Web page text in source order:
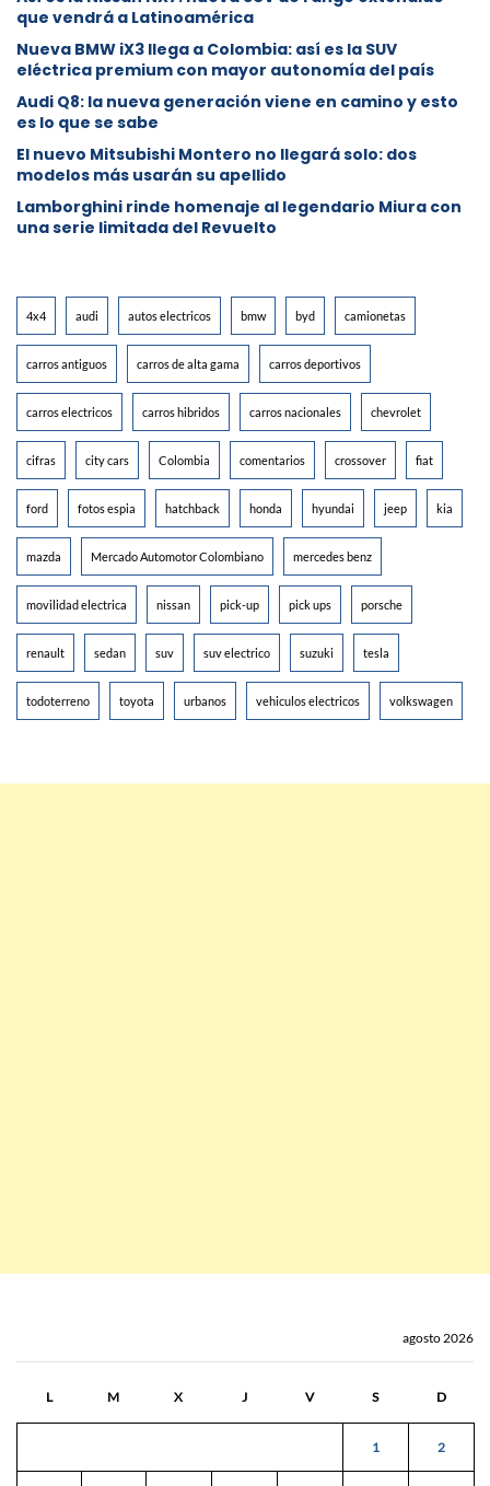
que vendrá a Latinoamérica
Nueva BMW iX3 llega a Colombia: así es la SUV
eléctrica premium con mayor autonomía del país
Audi Q8: la nueva generación viene en camino y esto
es lo que se sabe
⁠El nuevo Mitsubishi Montero no llegará solo: dos
modelos más usarán su apellido
Lamborghini rinde homenaje al legendario Miura con
una serie limitada del Revuelto
4x4 audi autos electricos bmw byd camionetas
carros antiguos carros de alta gama carros deportivos
carros electricos carros hibridos carros nacionales chevrolet
cifras city cars Colombia comentarios crossover fiat
ford fotos espia hatchback honda hyundai jeep kia
mazda Mercado Automotor Colombiano mercedes benz
movilidad electrica nissan pick-up pick ups porsche
renault sedan suv suv electrico suzuki tesla
todoterreno toyota urbanos vehiculos electricos volkswagen
agosto 2026
L M X J V S D
1 2